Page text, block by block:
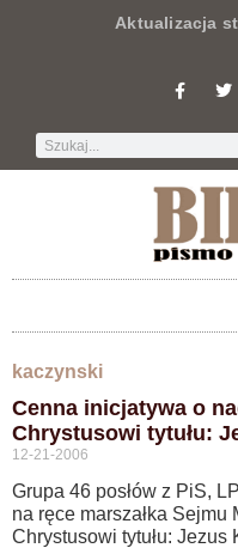
Aktualizacja
kaczynski
Cenna inicjatywa o
Chrystusowi tytułu:
12-21-2006
Grupa 46 posłów z PiS,
na ręce marszałka
Chrystusowi tytułu: Jezus